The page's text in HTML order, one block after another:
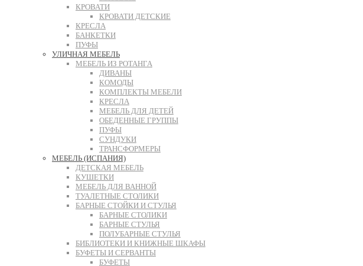
КРОВАТИ
КРОВАТИ ДЕТСКИЕ
КРЕСЛА
БАНКЕТКИ
ПУФЫ
УЛИЧНАЯ МЕБЕЛЬ
МЕБЕЛЬ ИЗ РОТАНГА
ДИВАНЫ
КОМОДЫ
КОМПЛЕКТЫ МЕБЕЛИ
КРЕСЛА
МЕБЕЛЬ ДЛЯ ДЕТЕЙ
ОБЕДЕННЫЕ ГРУППЫ
ПУФЫ
СУНДУКИ
ТРАНСФОРМЕРЫ
МЕБЕЛЬ (ИСПАНИЯ)
ДЕТСКАЯ МЕБЕЛЬ
КУШЕТКИ
МЕБЕЛЬ ДЛЯ ВАННОЙ
ТУАЛЕТНЫЕ СТОЛИКИ
БАРНЫЕ СТОЙКИ И СТУЛЬЯ
БАРНЫЕ СТОЛИКИ
БАРНЫЕ СТУЛЬЯ
ПОЛУБАРНЫЕ СТУЛЬЯ
БИБЛИОТЕКИ И КНИЖНЫЕ ШКАФЫ
БУФЕТЫ И СЕРВАНТЫ
БУФЕТЫ